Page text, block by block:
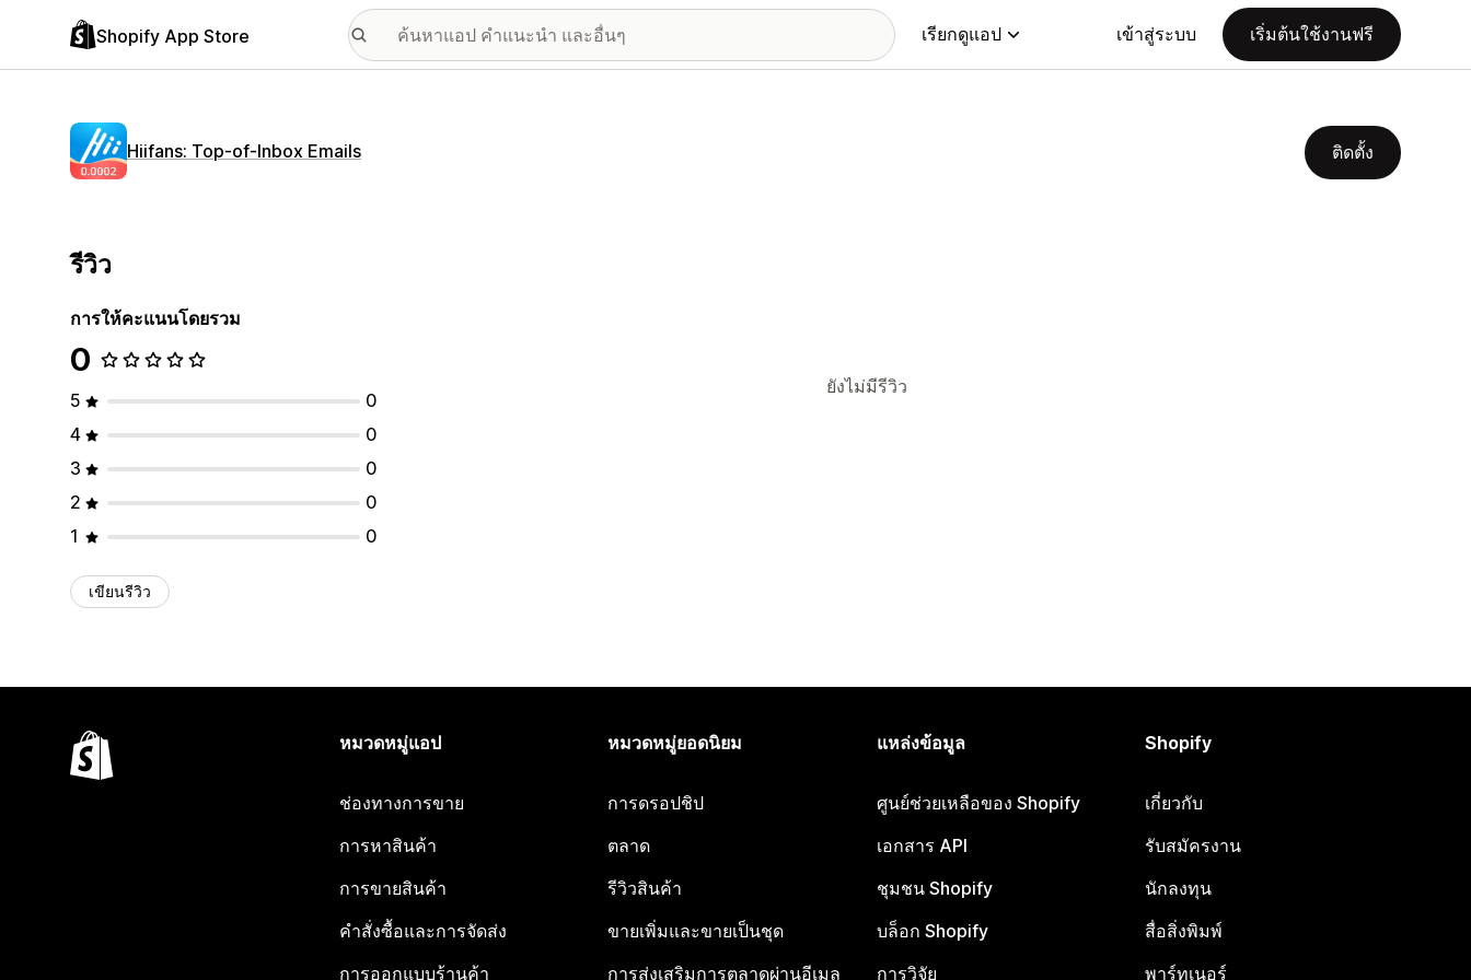
Shopify App Store เรียกดูแอป เข้าสู่ระบบ เริ่มต้นใช้งานฟรี
Hiifans: Top‑of‑Inbox Emails ติดตั้ง
รีวิว
การให้คะแนนโดยรวม
0
5
0
4
0
3
0
2
0
1
0
เขียนรีวิว
ยังไม่มีรีวิว
หมวดหมู่แอป
ช่องทางการขาย
การหาสินค้า
การขายสินค้า
คำสั่งซื้อและการจัดส่ง
การออกแบบร้านค้า
หมวดหมู่ยอดนิยม
การดรอปชิป
ตลาด
รีวิวสินค้า
ขายเพิ่มและขายเป็นชุด
การส่งเสริมการตลาดผ่านอีเมล
แหล่งข้อมูล
ศูนย์ช่วยเหลือของ Shopify
เอกสาร API
ชุมชน Shopify
บล็อก Shopify
การวิจัย
Shopify
เกี่ยวกับ
รับสมัครงาน
นักลงทุน
สื่อสิ่งพิมพ์
พาร์ทเนอร์